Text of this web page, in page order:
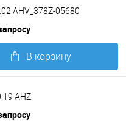
AHV_378Z-05680
В корзину
AHZ